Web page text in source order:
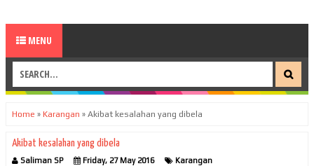
MENU
Home » Karangan » Akibat kesalahan yang dibela
Akibat kesalahan yang dibela
Saliman SP Friday, 27 May 2016 Karangan